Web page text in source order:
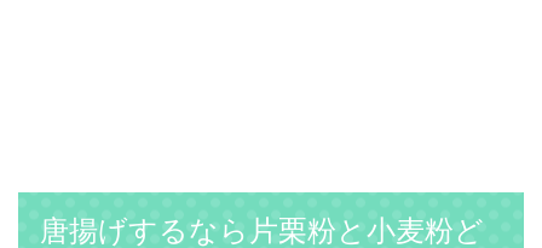
唐揚げするなら片栗粉と小麦粉ど